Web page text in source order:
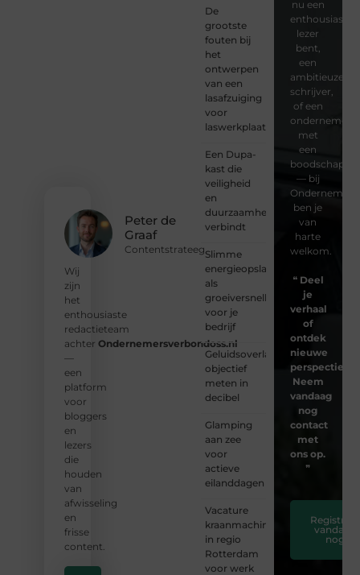
Peter de
Graaf
Contentstrateeg
Wij
zijn
het
enthousiaste
redactieteam
achter Ondernemersverbondoss.nl
—
een
platform
voor
bloggers
en
lezers
die
houden
van
afwisseling
en
frisse
content.
De
grootste
fouten bij
het
ontwerpen
van een
lasafzuiging
voor
laswerkplaatsen
Een Dupa-
kast die
veiligheid
en
duurzaamheid
verbindt
Slimme
energieopslag
als
groeiversneller
voor je
bedrijf
Geluidsoverlast
objectief
meten in
decibel
Glamping
aan zee
voor
actieve
eilanddagen
Vacature
kraanmachinist
in regio
Rotterdam
voor werk
nu een
enthousiaste
lezer
bent,
een
ambitieuze
schrijver,
of een
ondernemer
met
een
boodschap
— bij
ben je
van
harte
welkom.
❝ Deel
je
verhaal
of
ontdek
nieuwe
Neem
vandaag
nog
contact
met
ons op.
❞
Registreer
vandaag
nog